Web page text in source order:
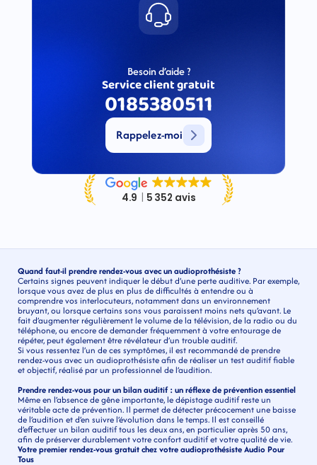
Besoin d’aide ?
Service client gratuit
0185380511
Rappelez-moi
Quand faut-il prendre rendez-vous avec un audioprothésiste ?
Certains signes peuvent indiquer le début d’une perte auditive. Par exemple,
lorsque vous avez de plus en plus de difficultés à entendre ou à
comprendre vos interlocuteurs, notamment dans un environnement
bruyant, ou lorsque certains sons vous paraissent moins nets qu’avant. Le
fait d’augmenter régulièrement le volume de la télévision, de la radio ou du
téléphone, ou encore de demander fréquemment à votre entourage de
répéter, peut également être révélateur d’un trouble auditif.
Si vous ressentez l’un de ces symptômes, il est recommandé de prendre
rendez-vous avec un audioprothésiste afin de réaliser un test auditif fiable
et objectif, réalisé par un professionnel de l’audition.
Prendre rendez-vous pour un bilan auditif : un réflexe de prévention essentiel
Même en l’absence de gêne importante, le dépistage auditif reste un
véritable acte de prévention. Il permet de détecter précocement une baisse
de l’audition et d’en suivre l’évolution dans le temps. Il est conseillé
d’effectuer un bilan auditif tous les deux ans, en particulier après 50 ans,
afin de préserver durablement votre confort auditif et votre qualité de vie.
Votre premier rendez-vous gratuit chez votre audioprothésiste Audio Pour
Tous